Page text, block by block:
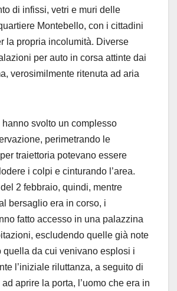
di infissi, vetri e muri delle
Montebello, con i cittadini
la propria incolumità. Diverse
per auto in corsa attinte dai
verosimilmente ritenuta ad aria
hanno svolto un complesso
perimetrando le
traiettoria potevano essere
i colpi e cinturando l’area.
2 febbraio, quindi, mentre
bersaglio era in corso, i
fatto accesso in una palazzina
escludendo quelle già note
quella da cui venivano esplosi i
l’iniziale riluttanza, a seguito di
aprire la porta, l’uomo che era in